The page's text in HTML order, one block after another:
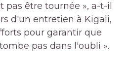
pas être tournée », a-t-il
d'un entretien à Kigali,
pour garantir que
pas dans l'oubli ».